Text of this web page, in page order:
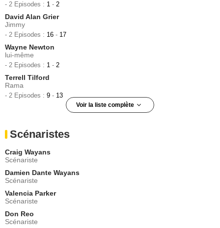
- 2 Episodes : 1 - 2
David Alan Grier
Jimmy
- 2 Episodes : 16 - 17
Wayne Newton
lui-même
- 2 Episodes : 1 - 2
Terrell Tilford
Rama
- 2 Episodes : 9 - 13
Voir la liste complète
- 2 Episodes :3-10
lui-même
- 2 Episodes :
Al Sharpton
Rév. Al
- 2 Episodes :1-2
Alan Thicke
Harry Blacktop Jackson
- 2 Episodes :
Scénaristes
Craig Wayans
Scénariste
Damien Dante Wayans
Scénariste
Valencia Parker
Scénariste
Don Reo
Scénariste